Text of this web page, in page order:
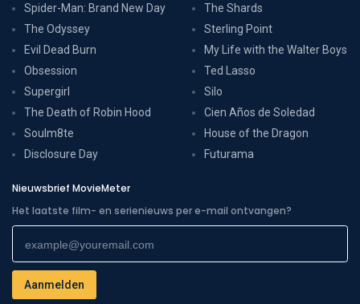
Spider-Man: Brand New Day
The Odyssey
Evil Dead Burn
Obsession
Supergirl
The Death of Robin Hood
Soulm8te
Disclosure Day
The Shards
Sterling Point
My Life with the Walter Boys
Ted Lasso
Silo
Cien Años de Soledad
House of the Dragon
Futurama
Nieuwsbrief MovieMeter
Het laatste film- en serienieuws per e-mail ontvangen?